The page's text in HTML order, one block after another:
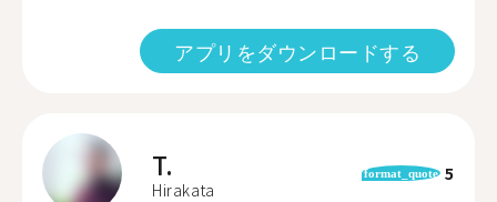
アプリをダウンロードする
T.
Hirakata
format_quote 5